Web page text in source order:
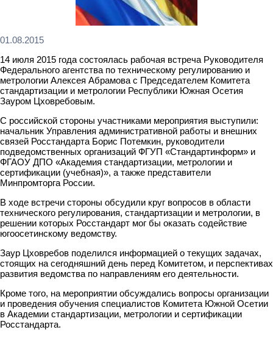
01.08.2015
14 июля 2015 года состоялась рабочая встреча Руководителя
Федерального агентства по техническому регулированию и
метрологии Алексея Абрамова с Председателем Комитета
стандартизации и метрологии Республики Южная Осетия
Зауром Цховребовым.
С российской стороны участниками мероприятия выступили:
начальник Управления административной работы и внешних
связей Росстандарта Борис Потемкин, руководители
подведомственных организаций ФГУП «Стандартинформ» и
ФГАОУ ДПО «Академия стандартизации, метрологии и
сертификации (учебная)», а также представители
Минпромторга России.
В ходе встречи стороны обсудили круг вопросов в области
технического регулирования, стандартизации и метрологии, в
решении которых Росстандарт мог бы оказать содействие
югоосетинскому ведомству.
Заур Цховребов поделился информацией о текущих задачах,
стоящих на сегодняшний день перед Комитетом, и перспективах
развития ведомства по направлениям его деятельности.
Кроме того, на мероприятии обсуждались вопросы организации
и проведения обучения специалистов Комитета Южной Осетии
в Академии стандартизации, метрологии и сертификации
Росстандарта.